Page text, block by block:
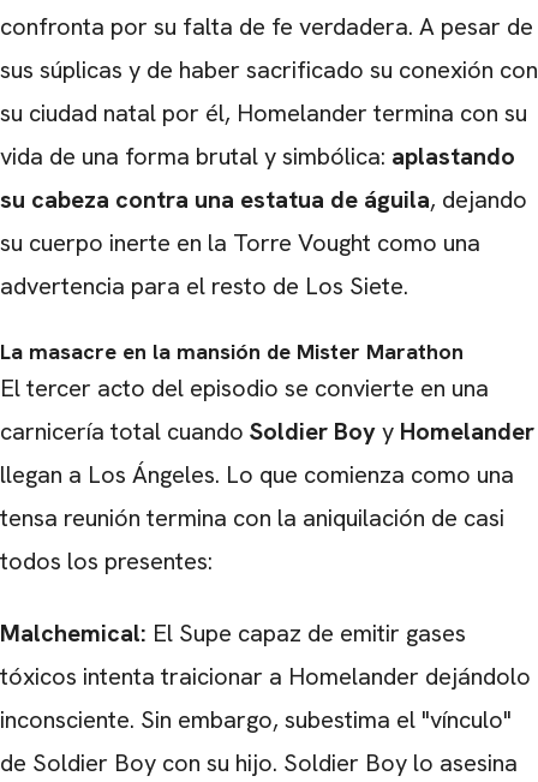
confronta por su falta de fe verdadera. A pesar de
sus súplicas y de haber sacrificado su conexión con
su ciudad natal por él, Homelander termina con su
vida de una forma brutal y simbólica: aplastando
su cabeza contra una estatua de águila, dejando
su cuerpo inerte en la Torre Vought como una
advertencia para el resto de Los Siete.
La masacre en la mansión de Mister Marathon
El tercer acto del episodio se convierte en una
carnicería total cuando Soldier Boyy Homelander
llegan a Los Ángeles. Lo que comienza como una
tensa reunión termina con la aniquilación de casi
todos los presentes:
Malchemical: El Supe capaz de emitir gases
tóxicos intenta traicionar a Homelander dejándolo
inconsciente. Sin embargo, subestima el "vínculo"
de Soldier Boy con su hijo. Soldier Boy lo asesina